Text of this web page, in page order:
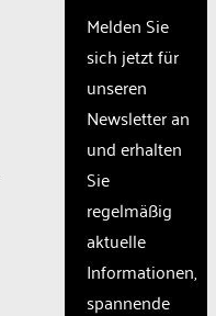
owner
needs
to
setup
the
site
with
CMP
to add
content
to the
Melden Sie
sich jetzt für
unseren
Newsletter an
und erhalten
Sie
regelmäßig
aktuelle
Informationen,
spannende